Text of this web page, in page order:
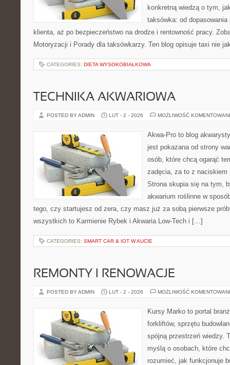
konkretną wiedzą o tym,
taksówka: od dopasowania
klienta, aż po bezpieczeństwo na drodze i rentowność pracy.
Motoryzacji i Porady dla taksówkarzy. Ten blog opisuje taxi nie
CATEGORIES: DIETA WYSOKOBIAŁKOWA
TECHNIKA AKWARIOWA
POSTED BY ADMIN LUT - 2 - 2026 MOŻLIWOŚĆ
Akwa-Pro to blog
jest pokazana od strony
osób, które chcą ogarąć
zadęcia, za to z naciskiem
Strona skupia się na tym,
akwarium roślinne w
tego, czy startujesz od zera, czy masz już za sobą pierwsze
wszystkich to Karmienie Rybek i Akwaria Low-Tech i […]
CATEGORIES: SMART CAR & IOT W AUCIE
REMONTY I RENOWACJE
POSTED BY ADMIN LUT - 2 - 2026 MOŻLIWOŚĆ
Kursy Marko to portal
forkliftów, sprzętu
spójną przestrzeń wiedzy.
myślą o osobach, które
rozumieć, jak funkcjonuje